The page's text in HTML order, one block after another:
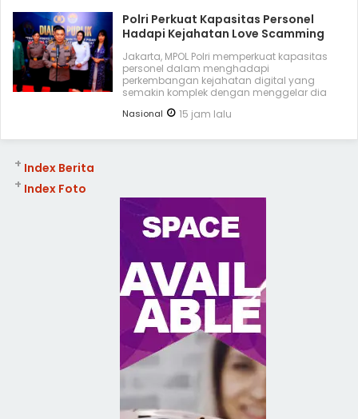
Polri Perkuat Kapasitas Personel
Hadapi Kejahatan Love Scamming
Jakarta, MPOL Polri memperkuat kapasitas
personel dalam menghadapi
perkembangan kejahatan digital yang
semakin komplek dengan menggelar dia
Nasional 15 jam lalu
Index Berita
+
Index Foto
+